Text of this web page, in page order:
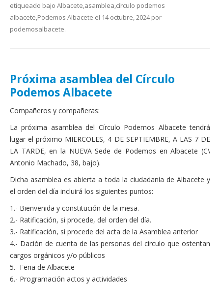
etiqueado bajo Albacete,asamblea,círculo podemos
albacete,Podemos Albacete el 14 octubre, 2024por
podemosalbacete.
Próxima asamblea del Círculo
Podemos Albacete
Compañeros y compañeras:
La próxima asamblea del Círculo Podemos Albacete tendrá
lugar el próximo MIERCOLES, 4 DE SEPTIEMBRE, A LAS 7 DE
LA TARDE, en la NUEVA Sede de Podemos en Albacete (C\
Antonio Machado, 38, bajo).
Dicha asamblea es abierta a toda la ciudadanía de Albacete y
el orden del día incluirá los siguientes puntos:
1.- Bienvenida y constitución de la mesa.
2.- Ratificación, si procede, del orden del día.
3.- Ratificación, si procede del acta de la Asamblea anterior
4.- Dación de cuenta de las personas del círculo que ostentan
cargos orgánicos y/o públicos
5.- Feria de Albacete
6.- Programación actos y actividades